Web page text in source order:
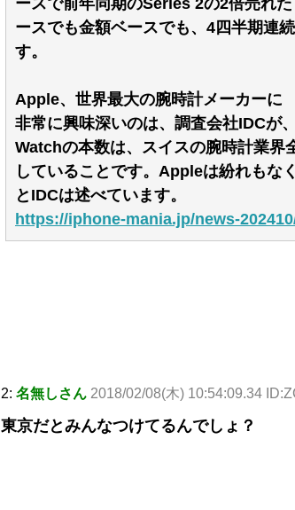
ースで前年同期のSeries 2の2倍売れ
ースでも金額ベースでも、4四半期連
す。
Apple、世界最大の腕時計メーカーに
非常に興味深いのは、調査会社IDCが
Watchの本数は、スイスの腕時計業界
していることです。Appleは紛れもな
とIDCは述べています。
https://iphone-mania.jp/news-
2: 名無しさん 2018/02/08(木) 10:54:09.34
東京だとみんなつけてるんでしょ？